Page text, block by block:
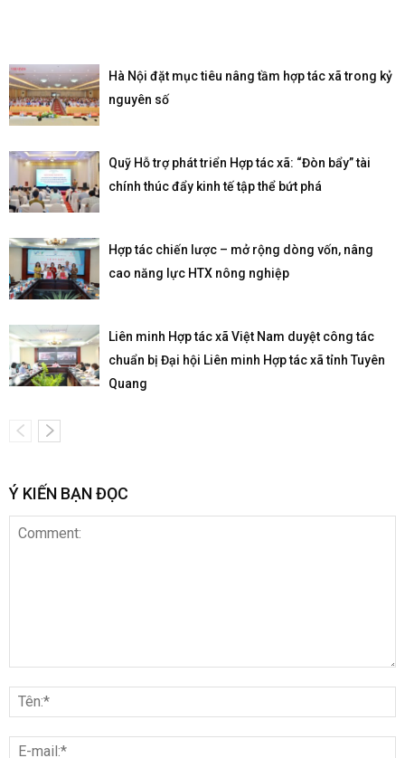
Hà Nội đặt mục tiêu nâng tầm hợp tác xã trong kỷ
nguyên số
Quỹ Hỗ trợ phát triển Hợp tác xã: “Đòn bẩy” tài
chính thúc đẩy kinh tế tập thể bứt phá
Hợp tác chiến lược – mở rộng dòng vốn, nâng
cao năng lực HTX nông nghiệp
Liên minh Hợp tác xã Việt Nam duyệt công tác
chuẩn bị Đại hội Liên minh Hợp tác xã tỉnh Tuyên
Quang
Ý KIẾN BẠN ĐỌC